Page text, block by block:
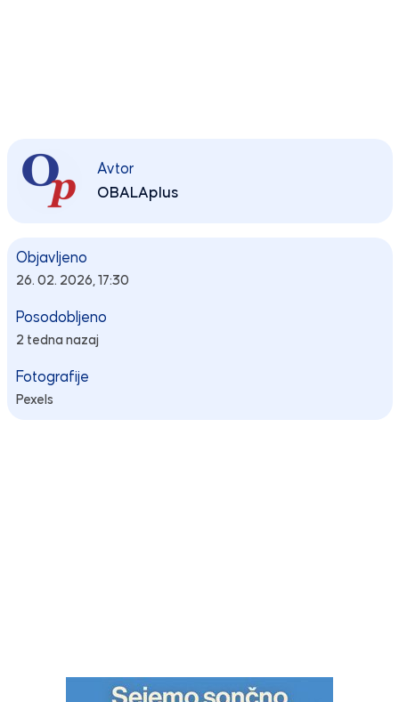
Avtor
OBALAplus
Objavljeno
26. 02. 2026, 17:30
Posodobljeno
2 tedna nazaj
Fotografije
Pexels